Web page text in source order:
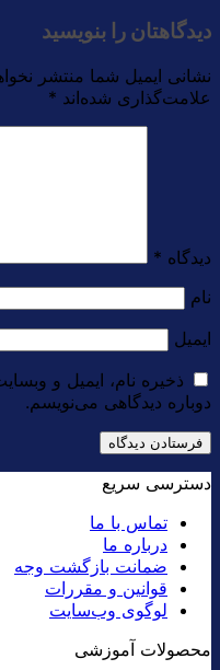
دیدگاهتان را بنویسید
نشانی ایمیل شما منتشر
علامت‌گذاری شده‌اند *
دیدگاه *
نام
ایمیل
ذخیره نام، ایمیل و
دوباره دیدگاهی می‌نویسم.
دسترسی سریع
تماس با ما
درباره ما
ضمانت بازگشت وجه
قوانین و مقررات
لوگوی وب‌سایت
محصولات آموزشی